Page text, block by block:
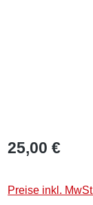
25,00 €
Preise inkl.